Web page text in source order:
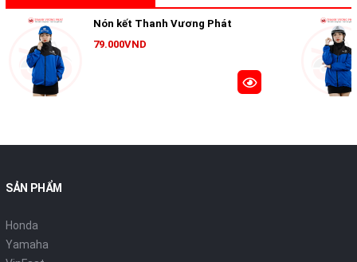
Nón kết Thanh Vương Phát
79.000VND
SẢN PHẨM
Honda
Yamaha